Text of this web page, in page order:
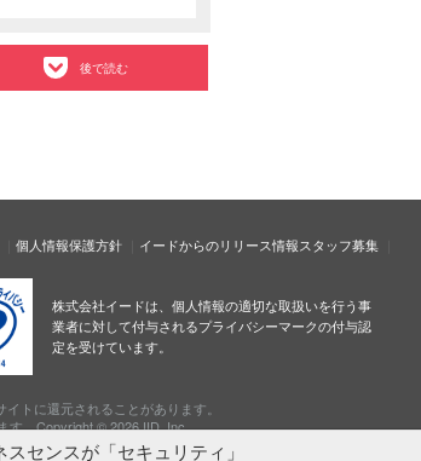
後で読む
個人情報保護方針 イードからのリリース情報スタッフ募集
株式会社イードは、個人情報の適切な取扱いを行う事
業者に対して付与されるプライバシーマークの付与認
定を受けています。
トに還元されることがあります。
す。Copyright © 2026 IID, Inc.
センスが「セキュリティ」